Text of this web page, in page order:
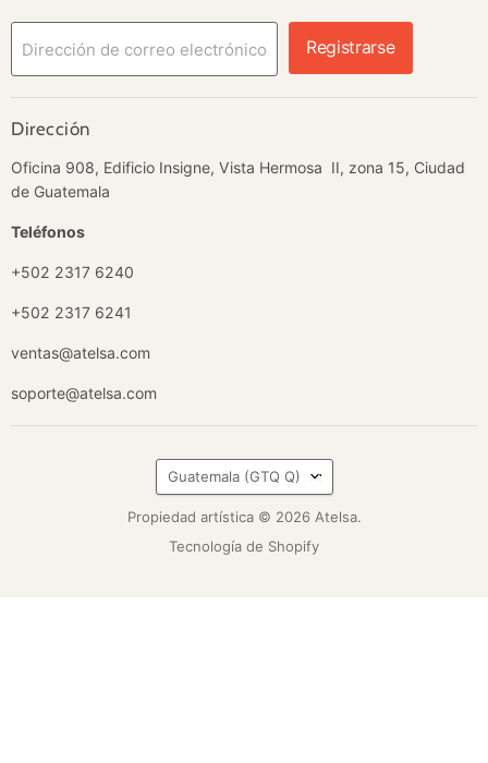
Dirección de correo electrónico Registrarse
Dirección
Oficina 908, Edificio Insigne, Vista Hermosa II, zona 15, Ciudad
de Guatemala
Teléfonos
+502 2317 6240
+502 2317 6241
ventas@atelsa.com
soporte@atelsa.com
País
Guatemala (GTQ Q)
Propiedad artística © 2026 Atelsa.
Tecnología de Shopify